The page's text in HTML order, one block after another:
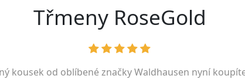
Třmeny RoseGold
kousek od oblíbené značkyWaldhausen nyní